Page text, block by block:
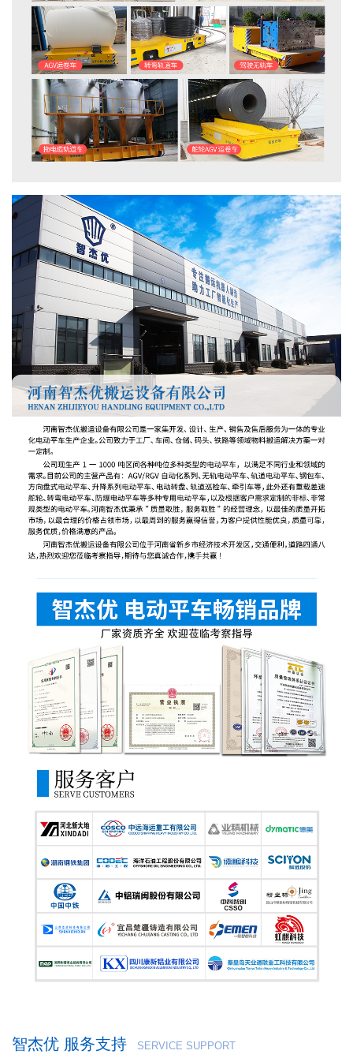
智杰优 服务支持 SERVICE SUPPORT